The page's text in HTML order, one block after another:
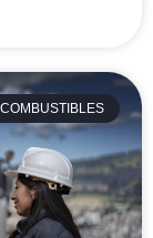
COMBUSTIBLES